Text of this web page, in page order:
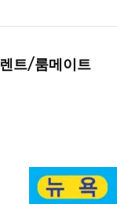
렌트/룸메이트